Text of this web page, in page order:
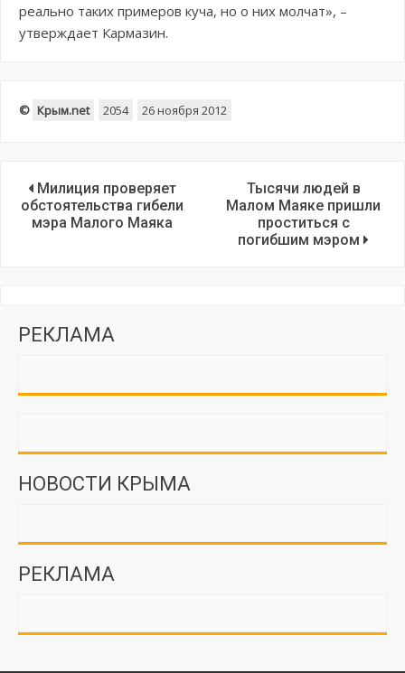
реально таких примеров куча, но о них молчат», –
утверждает Кармазин.
© Крым.net 2054 26 ноября 2012
Милиция проверяет
обстоятельства гибели
мэра Малого Маяка
Тысячи людей в
Малом Маяке пришли
проститься с
погибшим мэром
РЕКЛАМА
НОВОСТИ КРЫМА
РЕКЛАМА